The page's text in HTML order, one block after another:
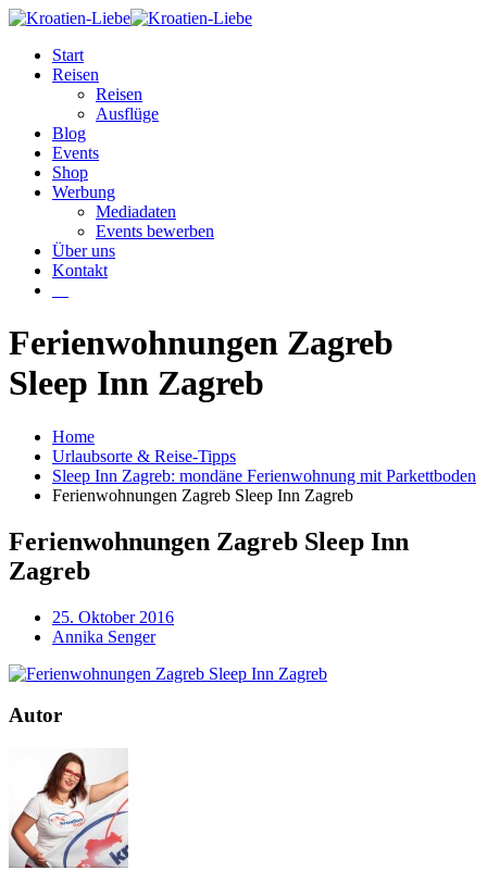
Start
Reisen
Reisen
Ausflüge
Blog
Events
Shop
Werbung
Mediadaten
Events bewerben
Über uns
Kontakt
Ferienwohnungen Zagreb
Sleep Inn Zagreb
Home
Urlaubsorte & Reise-Tipps
Sleep Inn Zagreb: mondäne Ferienwohnung mit Parkettboden
Ferienwohnungen Zagreb Sleep Inn Zagreb
Ferienwohnungen Zagreb Sleep Inn
Zagreb
25. Oktober 2016
Annika Senger
Autor